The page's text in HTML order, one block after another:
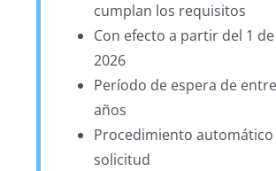
cumplan los requisitos
Con efecto a partir del 1
2026
Período de espera de
años
Procedimiento
solicitud